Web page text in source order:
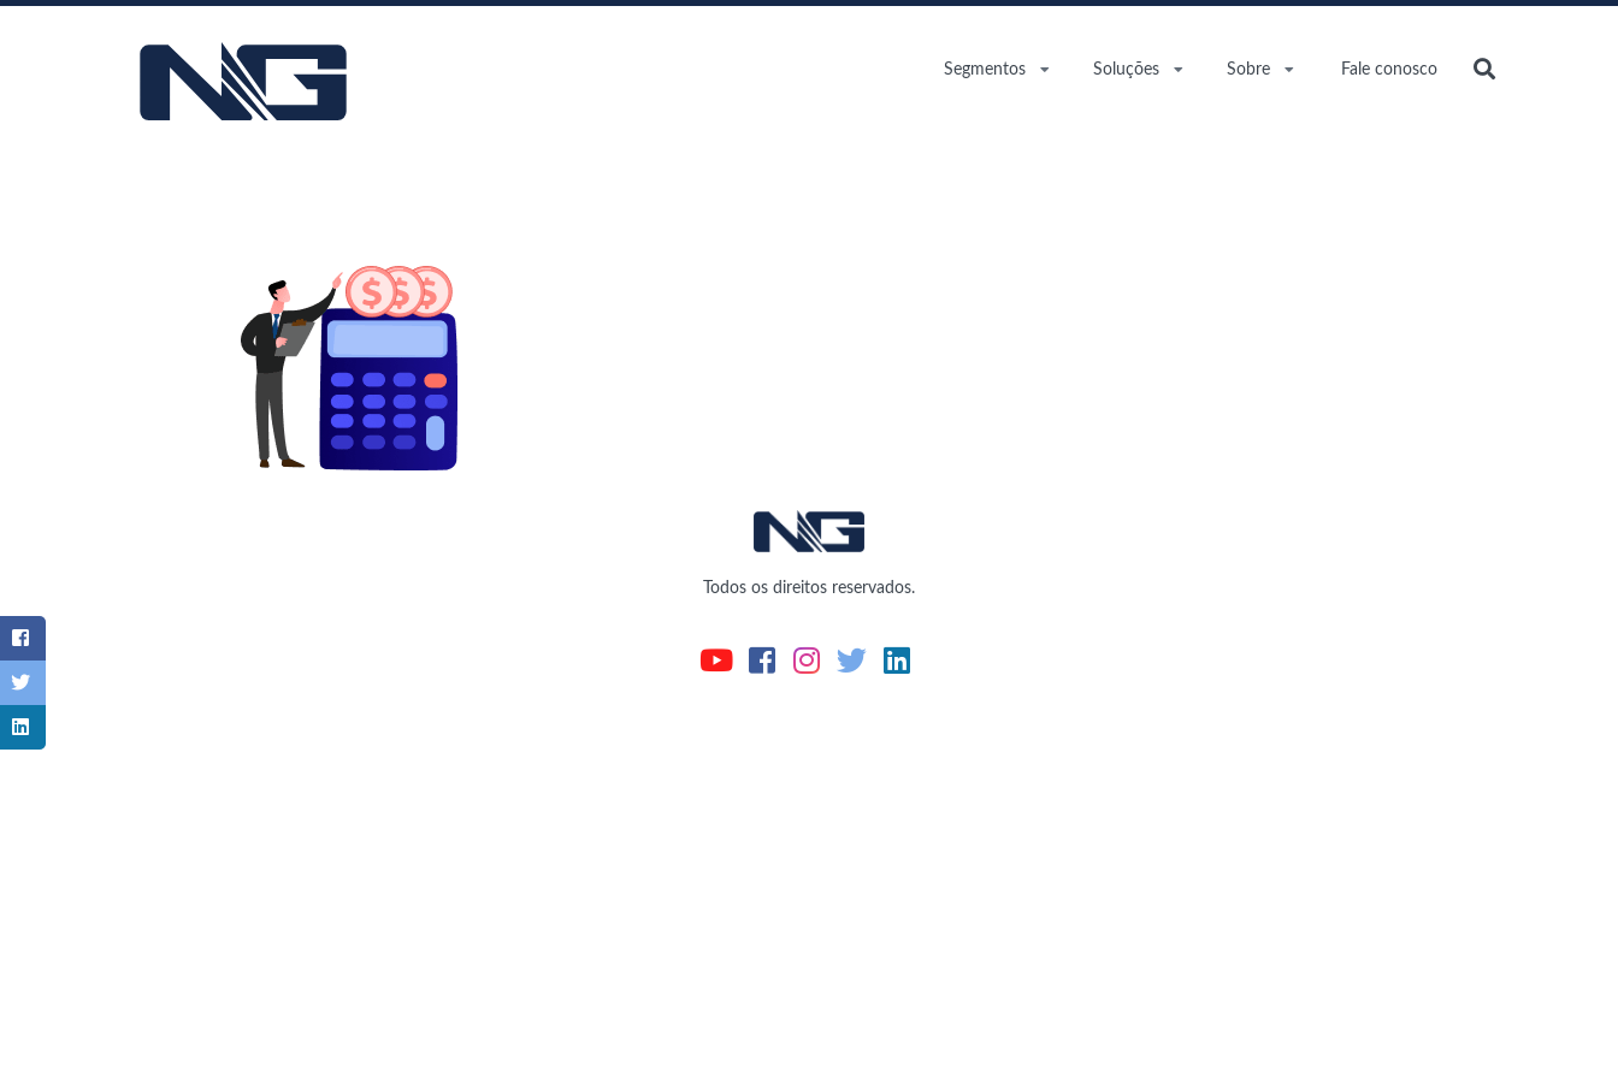
Segmentos Soluções Sobre Fale conosco
Todos os direitos reservados.